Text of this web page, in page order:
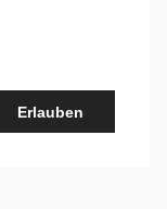
Erlauben